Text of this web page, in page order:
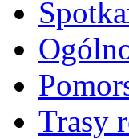
Trasy